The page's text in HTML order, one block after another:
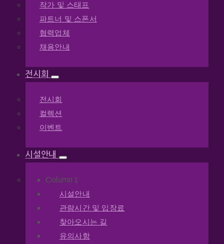
작가 및 스태프
파트너 및 스폰서
협력업체
채용안내
전시회
전시회
컬렉션
이벤트
시설안내
Column 1
시설안내
관람시간 및 입장료
찾아오시는 길
유의사항